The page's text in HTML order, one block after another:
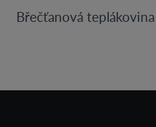
Břečťanová